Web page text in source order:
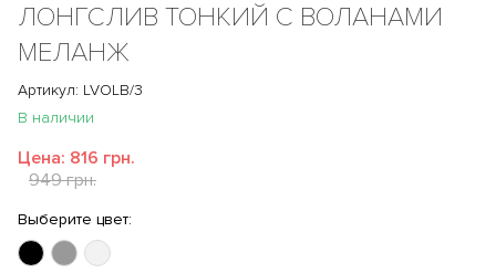
ЛОНГСЛИВ ТОНКИЙ С ВОЛАНАМИ
МЕЛАНЖ
Артикул: LVOLB/3
В наличии
Цена: 816 грн.
949 грн.
Выберите цвет: